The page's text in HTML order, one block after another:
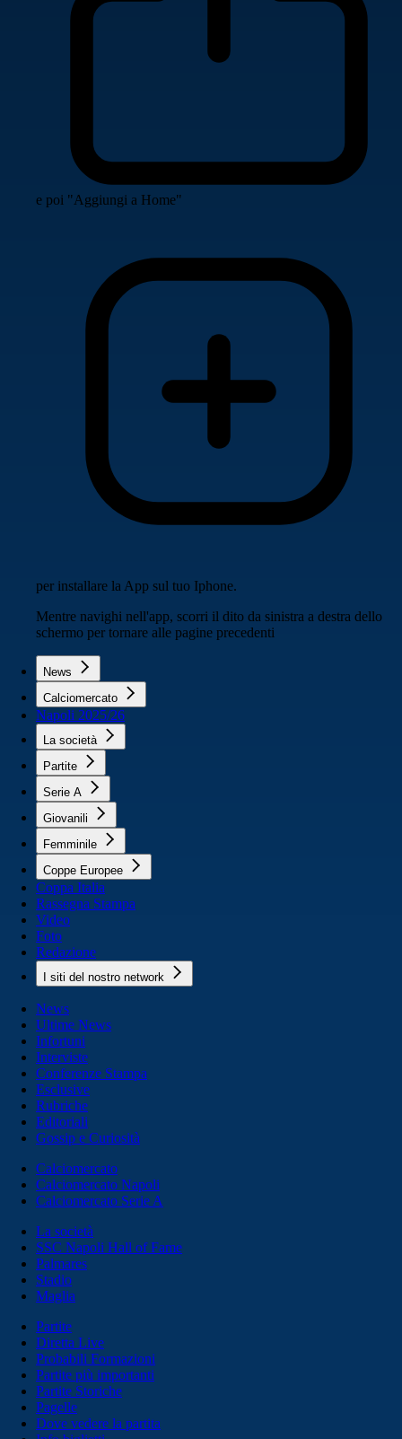
e poi "Aggiungi a Home"
per installare la App sul tuo Iphone.
Mentre navighi nell'app, scorri il dito da sinistra a destra dello
schermo per tornare alle pagine precedenti
News
Calciomercato
Napoli 2025/26
La società
Partite
Serie A
Giovanili
Femminile
Coppe Europee
Coppa Italia
Rassegna Stampa
Video
Foto
Redazione
I siti del nostro network
News
Ultime News
Infortuni
Interviste
Conferenze Stampa
Esclusive
Rubriche
Editoriali
Gossip e Curiosità
Calciomercato
Calciomercato Napoli
Calciomercato Serie A
La società
SSC Napoli Hall of Fame
Palmares
Stadio
Maglia
Partite
Diretta Live
Probabili Formazioni
Partite più importanti
Partite Storiche
Pagelle
Dove vedere la partita